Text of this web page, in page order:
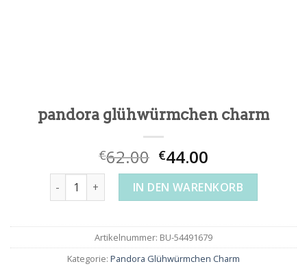
pandora glühwürmchen charm
€62.00 €44.00
pandora glühwürmchen charm Menge
IN DEN WARENKORB
Artikelnummer: BU-54491679
Kategorie: Pandora Glühwürmchen Charm